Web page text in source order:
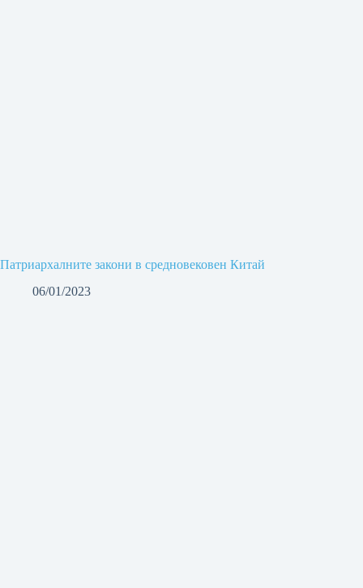
Патриархалните закони в средновековен Китай
06/01/2023